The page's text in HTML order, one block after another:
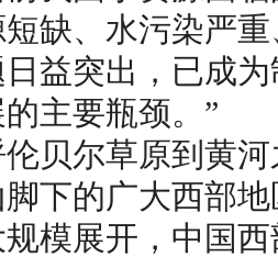
缺、水污染严
益突出，已成
主要瓶颈。”
尔草原到黄河
下的广大西部
模展开，中国